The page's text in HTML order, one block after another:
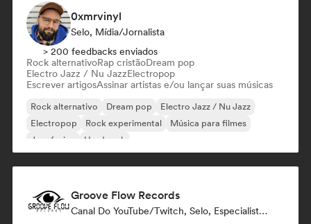
0xmrvinyl
Selo, Mídia/Jornalista
> 200 feedbacks enviados
Rock alternativoRap cristãoDream pop
Electro Jazz / Nu JazzElectropop
Escrever artigosAssinar artistas e/ou lançar suas músicas
Rock alternativo Dream pop
Electro Jazz / Nu Jazz
Electropop
Rock experimental
Música para filmes
Jazz fusion
Hard rock
Groove Flow Records
Canal Do YouTube/Twitch, Selo, Especialista Em Som